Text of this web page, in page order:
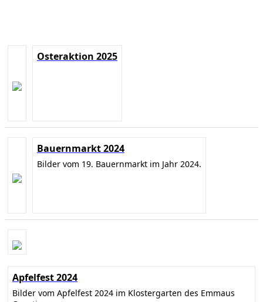
Osteraktion 2025
Bauernmarkt 2024
Bilder vom 19. Bauernmarkt im Jahr 2024.
Apfelfest 2024
Bilder vom Apfelfest 2024 im Klostergarten des Emmaus